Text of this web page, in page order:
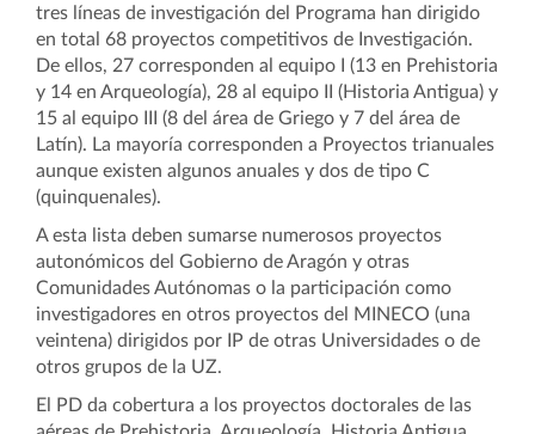
tres líneas de investigación del Programa han dirigido
en total 68 proyectos competitivos de Investigación.
De ellos, 27 corresponden al equipo I (13 en Prehistoria
y 14 en Arqueología), 28 al equipo II (Historia Antigua) y
15 al equipo III (8 del área de Griego y 7 del área de
Latín). La mayoría corresponden a Proyectos trianuales
aunque existen algunos anuales y dos de tipo C
(quinquenales).
A esta lista deben sumarse numerosos proyectos
autonómicos del Gobierno de Aragón y otras
Comunidades Autónomas o la participación como
investigadores en otros proyectos del MINECO (una
veintena) dirigidos por IP de otras Universidades o de
otros grupos de la UZ.
El PD da cobertura a los proyectos doctorales de las